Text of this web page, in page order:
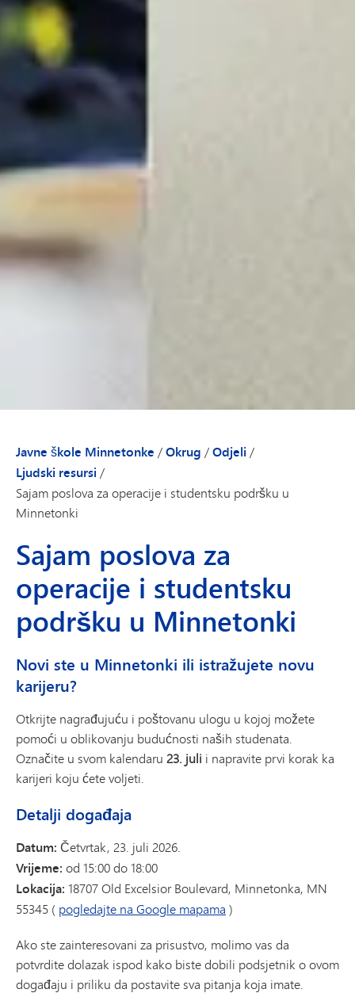
Javne škole Minnetonke /Okrug /Odjeli /
Ljudski resursi /
Sajam poslova za operacije i studentsku podršku u
Minnetonki
Sajam poslova za
operacije i studentsku
podršku u Minnetonki
Novi ste u Minnetonki ili istražujete novu
karijeru?
Otkrijte nagrađujuću i poštovanu ulogu u kojoj možete
pomoći u oblikovanju budućnosti naših studenata.
Označite u svom kalendaru 23. juli i napravite prvi korak ka
karijeri koju ćete voljeti.
Detalji događaja
Datum: Četvrtak, 23. juli 2026.
Vrijeme: od 15:00 do 18:00
Lokacija: 18707 Old Excelsior Boulevard, Minnetonka, MN
55345 ( pogledajte na Google mapama )
Ako ste zainteresovani za prisustvo, molimo vas da
potvrdite dolazak ispod kako biste dobili podsjetnik o ovom
događaju i priliku da postavite sva pitanja koja imate.